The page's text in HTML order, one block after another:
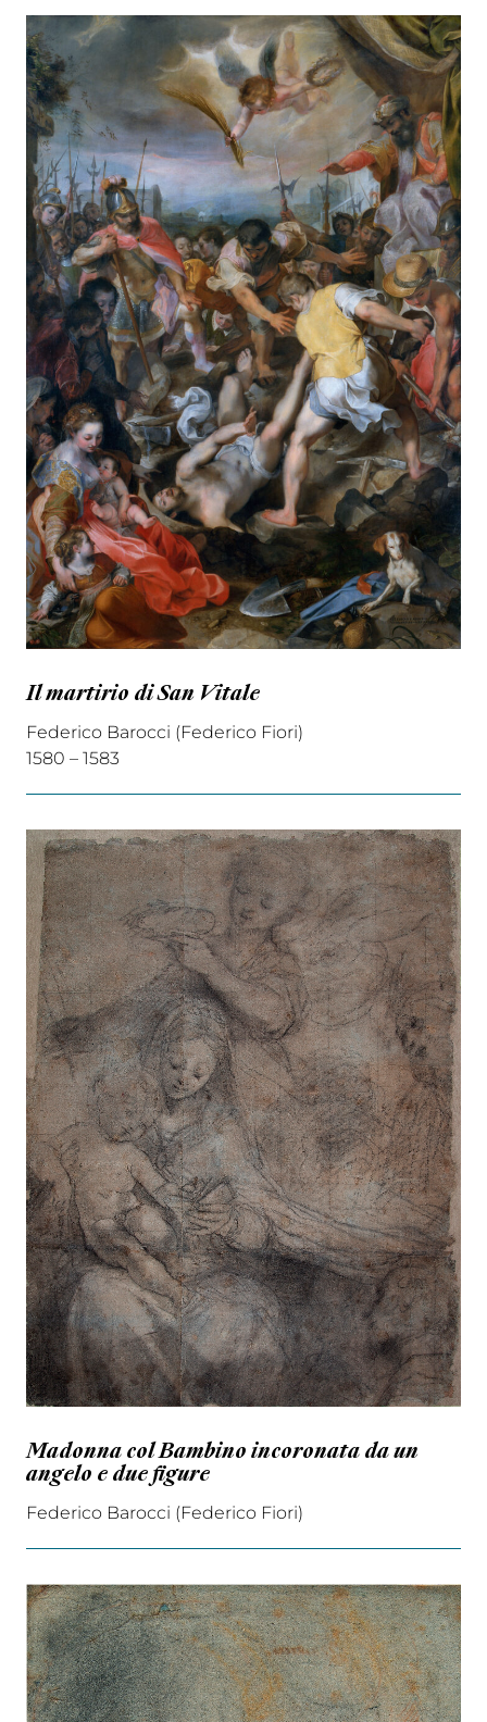
Il martirio di San Vitale
Federico Barocci (Federico Fiori)
1580 – 1583
Madonna col Bambino incoronata da un
angelo e due figure
Federico Barocci (Federico Fiori)